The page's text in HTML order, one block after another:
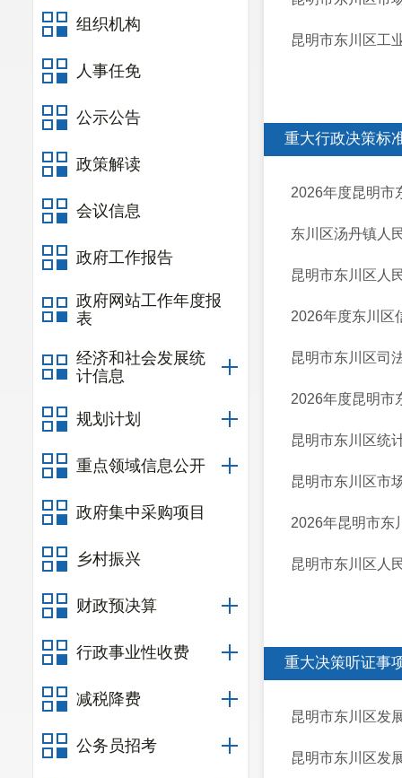
组织机构
人事任免
公示公告
政策解读
会议信息
政府工作报告
政府网站工作年度报
表
经济和社会发展统
计信息
规划计划
重点领域信息公开
政府集中采购项目
乡村振兴
财政预决算
行政事业性收费
减税降费
公务员招考
昆明市东川区工
重大行政决策标
2026年度昆明市
东川区汤丹镇人
昆明市东川区人
2026年度东川区
昆明市东川区司
2026年度昆明市
昆明市东川区统
昆明市东川区市
2026年昆明市东
昆明市东川区人
重大决策听证事
昆明市东川区发
昆明市东川区发